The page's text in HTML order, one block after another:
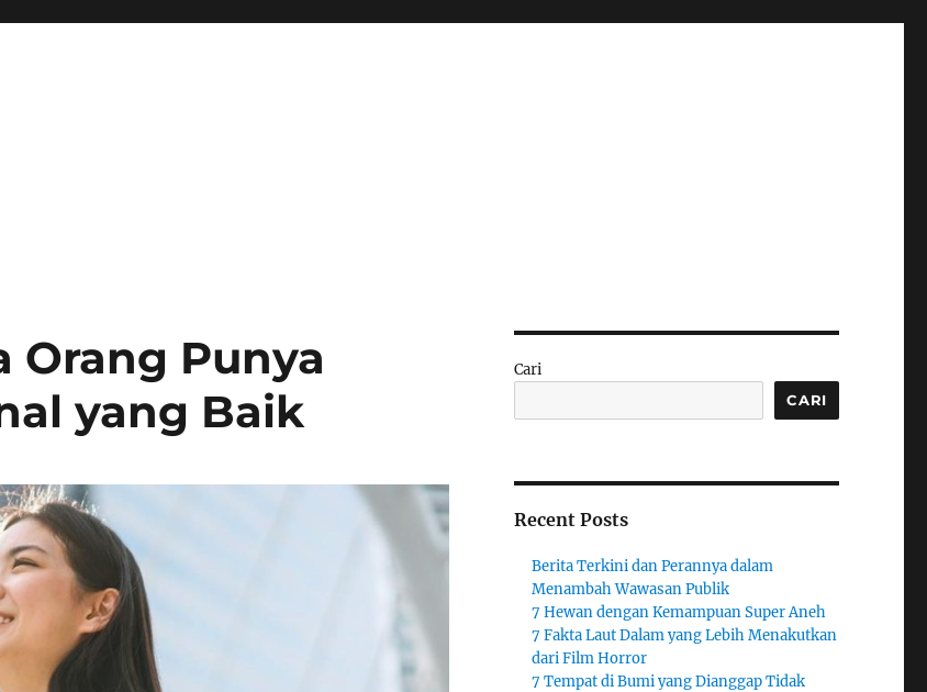
Orang Punya
yang Baik
Cari
CARI
Recent Posts
Berita Terkini dan Perannya dalam
Menambah Wawasan Publik
7 Hewan dengan Kemampuan Super Aneh
7 Fakta Laut Dalam yang Lebih Menakutkan
dari Film Horror
7 Tempat di Bumi yang Dianggap Tidak